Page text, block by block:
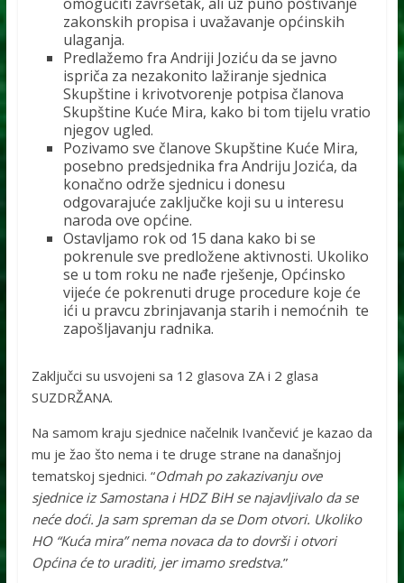
omogućiti završetak, ali uz puno poštivanje
zakonskih propisa i uvažavanje općinskih
ulaganja.
Predlažemo fra Andriji Joziću da se javno
ispriča za nezakonito lažiranje sjednica
Skupštine i krivotvorenje potpisa članova
Skupštine Kuće Mira, kako bi tom tijelu vratio
njegov ugled.
Pozivamo sve članove Skupštine Kuće Mira,
posebno predsjednika fra Andriju Jozića, da
konačno održe sjednicu i donesu
odgovarajuće zaključke koji su u interesu
naroda ove općine.
Ostavljamo rok od 15 dana kako bi se
pokrenule sve predložene aktivnosti. Ukoliko
se u tom roku ne nađe rješenje, Općinsko
vijeće će pokrenuti druge procedure koje će
ići u pravcu zbrinjavanja starih i nemoćnih te
zapošljavanju radnika.
Zaključci su usvojeni sa 12 glasova ZA i 2 glasa
SUZDRŽANA.
Na samom kraju sjednice načelnik Ivančević je kazao da
mu je žao što nema i te druge strane na današnjoj
tematskoj sjednici. “Odmah po zakazivanju ove
sjednice iz Samostana i HDZ BiH se najavljivalo da se
neće doći. Ja sam spreman da se Dom otvori. Ukoliko
HO “Kuća mira” nema novaca da to dovrši i otvori
Općina će to uraditi, jer imamo sredstva.”